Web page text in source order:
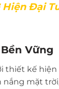
Đại
Vững
thiết kế hiện
nắng mặt